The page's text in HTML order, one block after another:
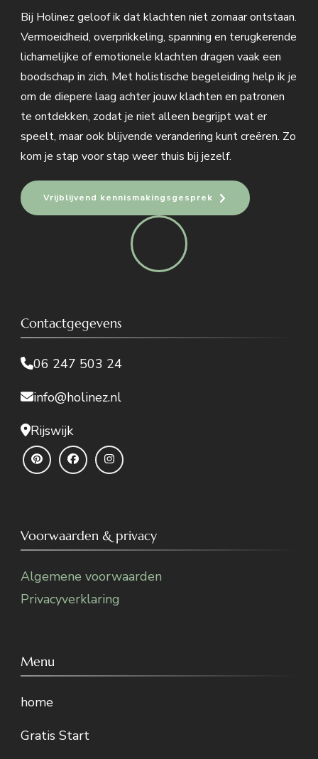
Bij Holinez geloof ik dat klachten niet zomaar ontstaan.
Vermoeidheid, overprikkeling, spanning en terugkerende
lichamelijke of emotionele klachten dragen vaak een
boodschap in zich. Met holistische begeleiding help ik je
om de diepere laag achter jouw klachten en patronen
te ontdekken, zodat je niet alleen begrijpt wat er
speelt, maar ook blijvende verandering kunt creëren. Zo
kom je stap voor stap weer thuis bij jezelf.
Vrijblijvend kennismakingsgesprek
Contactgegevens
06 247 503 24
info@holinez.nl
Rijswijk
Voorwaarden & privacy
Algemene voorwaarden
Privacyverklaring
Menu
home
Gratis Start